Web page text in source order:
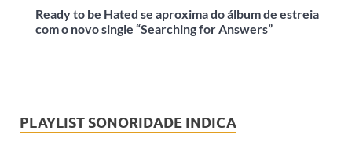
Ready to be Hated se aproxima do álbum de estreia
com o novo single “Searching for Answers”
PLAYLIST SONORIDADE INDICA